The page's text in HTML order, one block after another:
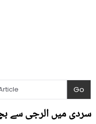
سردی میں الرجی سے بچنے